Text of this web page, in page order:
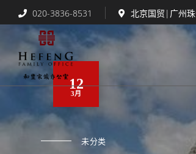
020-3836-8531 北京国贸|广州
12
3月
未分类